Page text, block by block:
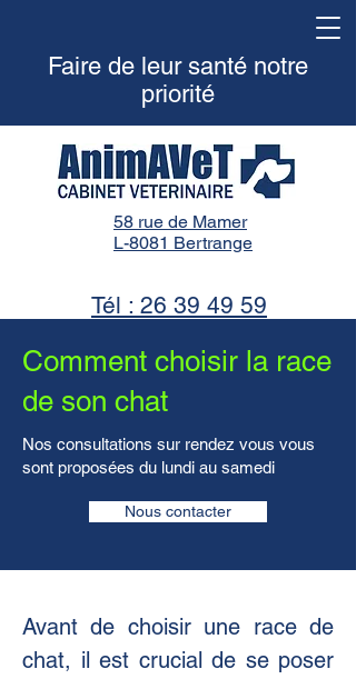
Faire de leur santé notre
priorité
58 rue de Mamer
L-8081 Bertrange
Tél : 26 39 49 59
Comment choisir la race
de son chat
Nos consultations sur rendez vous vous
sont proposées du lundi au samedi
Nous contacter
Avant de choisir une race de
chat, il est crucial de se poser